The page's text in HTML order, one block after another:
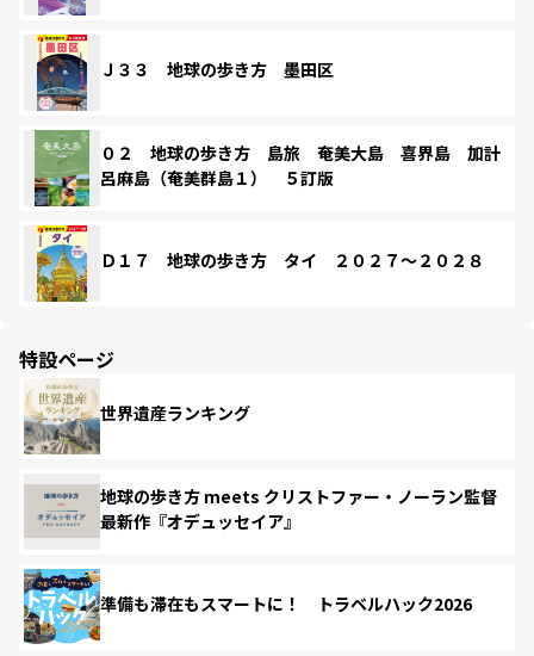
Ｊ３３ 地球の歩き方 墨田区
０２ 地球の歩き方 島旅 奄美大島 喜界島 加計
呂麻島（奄美群島１） ５訂版
Ｄ１７ 地球の歩き方 タイ ２０２７～２０２８
特設ページ
世界遺産ランキング
地球の歩き方 meets クリストファー・ノーラン監督
最新作『オデュッセイア』
準備も滞在もスマートに！ トラベルハック2026